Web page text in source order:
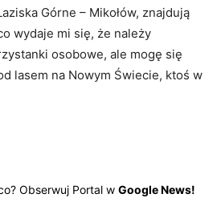
Górne – Mikołów, znajdują
wydaje mi się, że należy
osobowe, ale mogę się
lasem na Nowym Świecie, ktoś w
Obserwuj Portal w Google News!